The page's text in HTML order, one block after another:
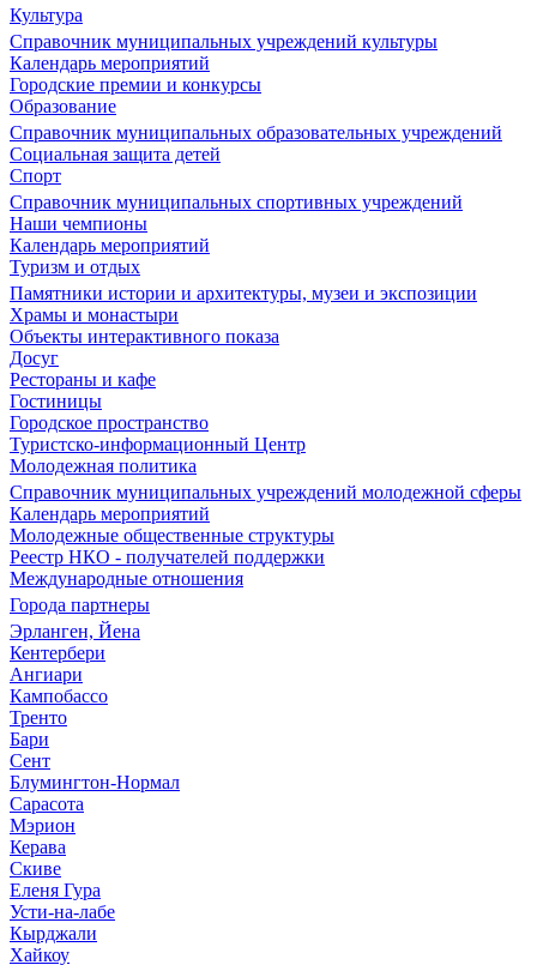
Культура
Справочник муниципальных учреждений культуры
Календарь мероприятий
Городские премии и конкурсы
Образование
Справочник муниципальных образовательных учреждений
Социальная защита детей
Спорт
Справочник муниципальных спортивных учреждений
Наши чемпионы
Календарь мероприятий
Туризм и отдых
Памятники истории и архитектуры, музеи и экспозиции
Храмы и монастыри
Объекты интерактивного показа
Досуг
Рестораны и кафе
Гостиницы
Городское пространство
Туристско-информационный Центр
Молодежная политика
Справочник муниципальных учреждений молодежной сферы
Календарь мероприятий
Молодежные общественные структуры
Реестр НКО - получателей поддержки
Международные отношения
Города партнеры
Эрланген, Йена
Кентербери
Ангиари
Кампобассо
Тренто
Бари
Сент
Блумингтон-Нормал
Сарасота
Мэрион
Керава
Скиве
Еленя Гура
Усти-на-лабе
Кырджали
Хайкоу